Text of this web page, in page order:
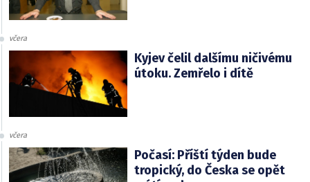
včera
Kyjev čelil dalšímu ničivému
útoku. Zemřelo i dítě
včera
Počasí: Příští týden bude
tropický, do Česka se opět